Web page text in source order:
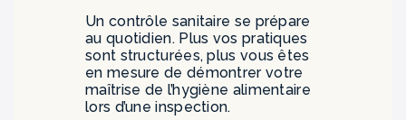
Un contrôle sanitaire se prépare
au quotidien. Plus vos pratiques
sont structurées, plus vous êtes
en mesure de démontrer votre
maîtrise de l’hygiène alimentaire
lors d’une inspection.